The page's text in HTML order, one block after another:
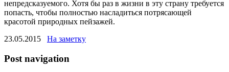
непредсказуемого. Хотя бы раз в жизни в эту страну требуется
попасть, чтобы полностью насладиться потрясающей
красотой природных пейзажей.
23.05.2015 На заметку
Post navigation